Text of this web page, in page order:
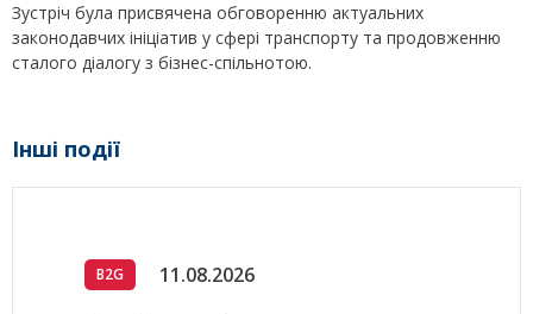
Зустріч була присвячена обговоренню актуальних
законодавчих ініціатив у сфері транспорту та продовженню
сталого діалогу з бізнес-спільнотою.
Інші події
B2G 11.08.2026